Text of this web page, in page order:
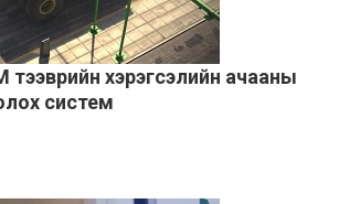
тээврийн хэрэгсэлийн ачааны
систем